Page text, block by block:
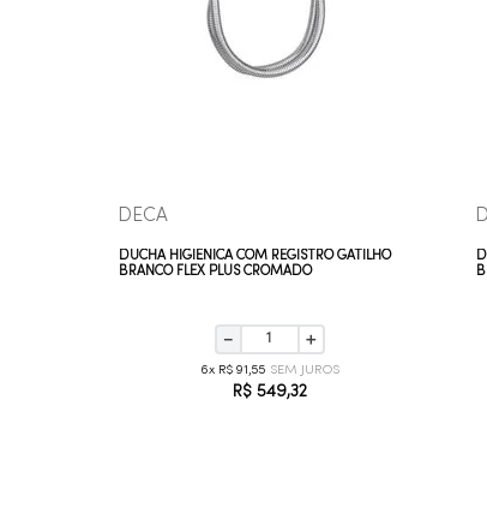
VEJA MAIS
DECA
DUCHA HIGIÊNICA COM REGISTRO GATILHO
BRANCO FLEX PLUS CROMADO
＋
－
6 R$ 91 ,55
R$ 549,32